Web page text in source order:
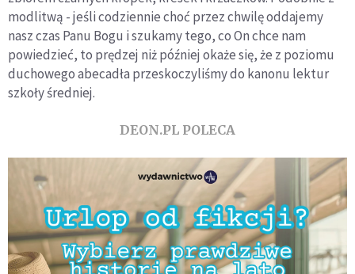
modlitwą - jeśli codziennie choć przez chwilę oddajemy
nasz czas Panu Bogu i szukamy tego, co On chce nam
powiedzieć, to prędzej niż później okaże się, że z poziomu
duchowego abecadła przeskoczyliśmy do kanonu lektur
szkoły średniej.
DEON.PL POLECA